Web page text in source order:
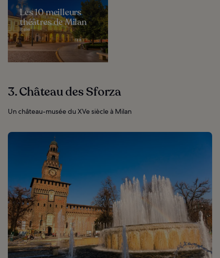
Les 10 meilleurs
théâtres de Milan
Italie
3. Château des Sforza
Un château-musée du XVe siècle à Milan